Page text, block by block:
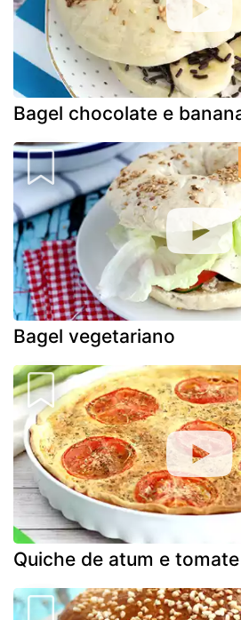
Bagel chocolate e
Bagel vegetariano
Quiche de atum e tomate